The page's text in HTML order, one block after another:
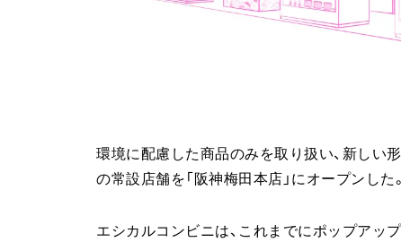
環境に配慮した商品のみを取り扱い、新しい
の常設店舗を「阪神梅田本店」にオープンした。
エシカルコンビニは、これまでにポップアッ